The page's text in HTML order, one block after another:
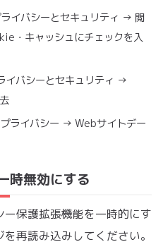
イバシーとセキュリティ → 閲
・キャッシュにチェックを入
バシーとセキュリティ →
ライバシー → Webサイトデー
時無効にする
保護拡張機能を一時的にす
再読み込みしてください。